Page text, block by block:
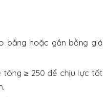
bằng hoặc gần bằng giá
≥ 250 để chịu lực tốt